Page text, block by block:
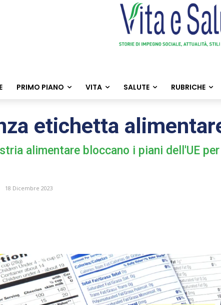
PRIMO PIANO VITA SALUTE RUBRICHE
etichetta
alimentare bloccano i piani dell'UE
18 Dicembre 2023